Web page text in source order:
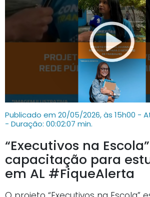
Publicado em 20/05/2026, às 15h00 -
- Duração: 00:02:07 min.
“Executivos na
capacitação para
em AL #FiqueAlerta